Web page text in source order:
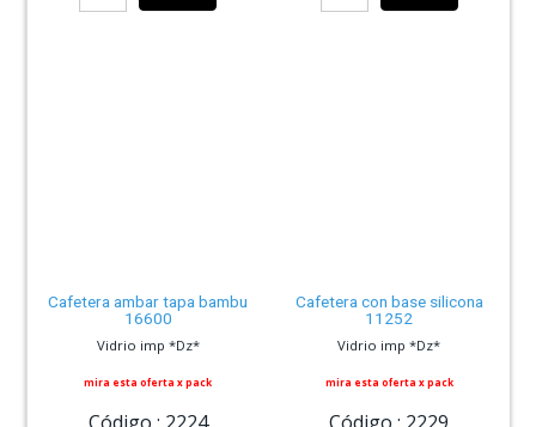
Cafetera ambar tapa bambu
16600
Vidrio imp *Dz*
mira esta oferta x pack
Cafetera con base silicona
11252
Vidrio imp *Dz*
mira esta oferta x pack